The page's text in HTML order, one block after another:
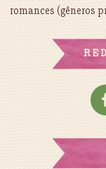
romances (gêneros